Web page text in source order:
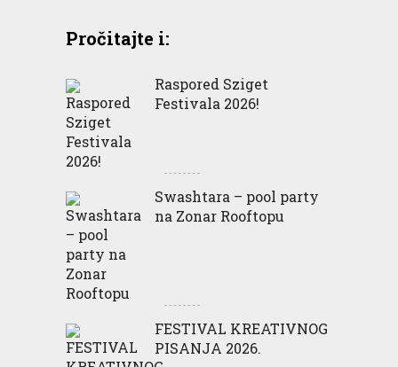
Pročitajte i:
Raspored Sziget
Festivala 2026!
Swashtara – pool party
na Zonar Rooftopu
FESTIVAL KREATIVNOG
PISANJA 2026.